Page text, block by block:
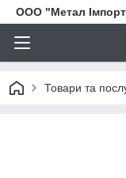
ООО "Метал
Товари та